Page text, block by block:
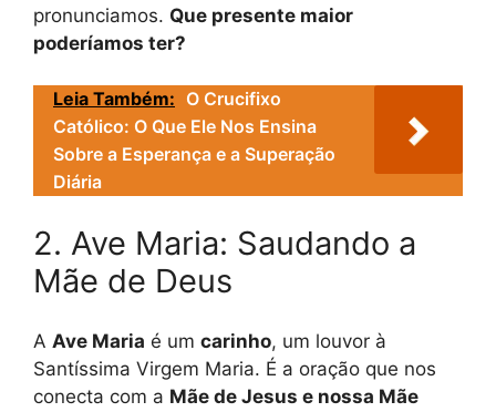
pronunciamos. Que presente maior
poderíamos ter?
Leia Também: O Crucifixo
Católico: O Que Ele Nos Ensina
Sobre a Esperança e a Superação
Diária
2. Ave Maria: Saudando a
Mãe de Deus
A Ave Maria é um carinho, um louvor à
Santíssima Virgem Maria. É a oração que nos
conecta com a Mãe de Jesus e nossa Mãe